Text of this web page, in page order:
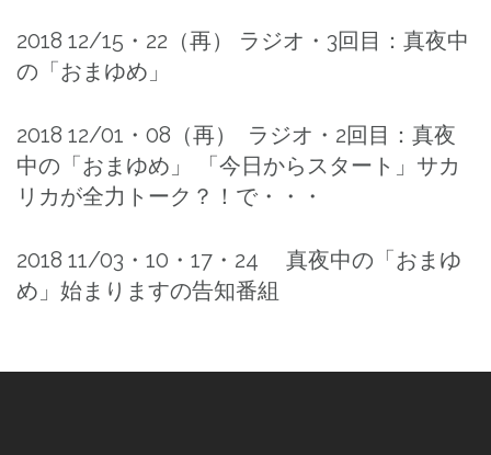
2018 12/15・22（再） ラジオ・3回目：真夜中
の「おまゆめ」
2018 12/01・08（再） ラジオ・2回目：真夜
中の「おまゆめ」 「今日からスタート」サカ
リカが全力トーク？！で・・・
2018 11/03・10・17・24 真夜中の「おまゆ
め」始まりますの告知番組